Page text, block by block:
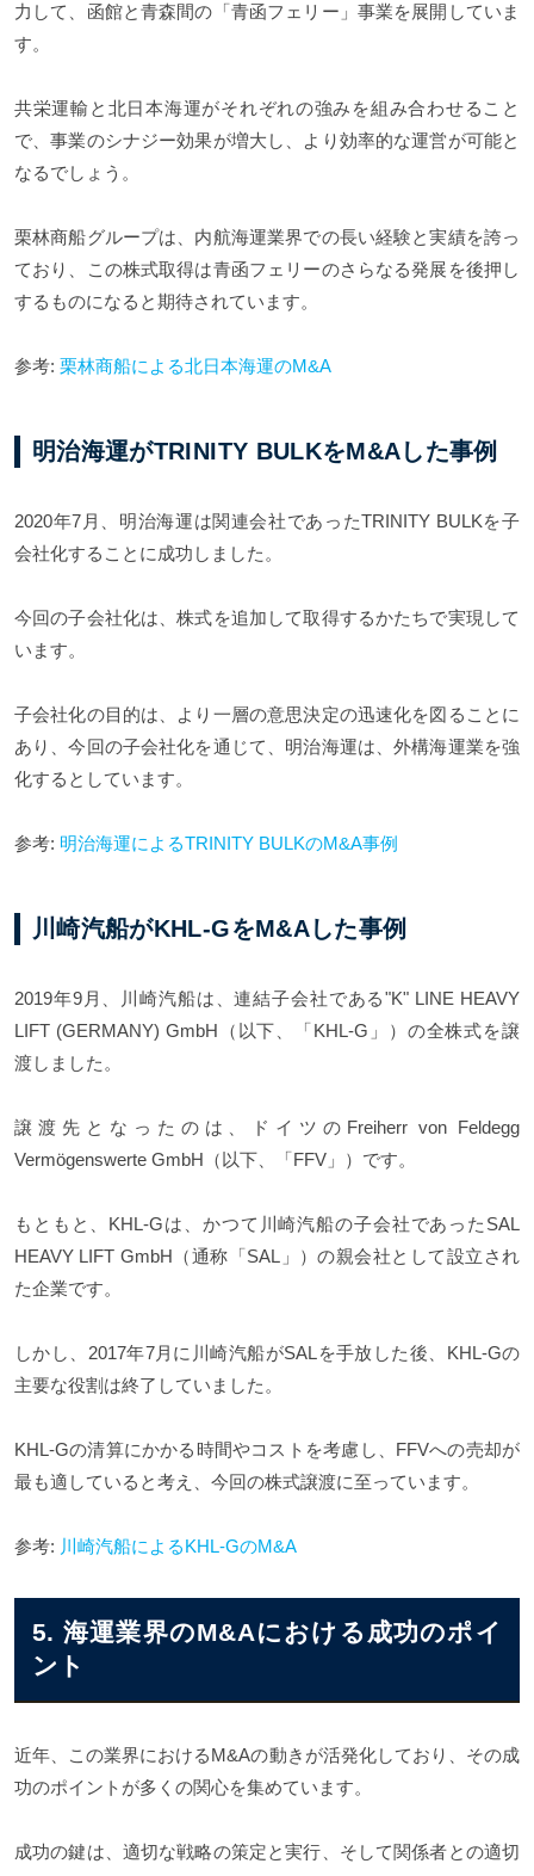
力して、函館と青森間の「青函フェリー」事業を展開していま
す。
共栄運輸と北日本海運がそれぞれの強みを組み合わせること
で、事業のシナジー効果が増大し、より効率的な運営が可能と
なるでしょう。
栗林商船グループは、内航海運業界での長い経験と実績を誇っ
ており、この株式取得は青函フェリーのさらなる発展を後押し
するものになると期待されています。
参考: 栗林商船による北日本海運のM&A
明治海運がTRINITY BULKをM&Aした事例
2020年7月、明治海運は関連会社であったTRINITY BULKを子
会社化することに成功しました。
今回の子会社化は、株式を追加して取得するかたちで実現して
います。
子会社化の目的は、より一層の意思決定の迅速化を図ることに
あり、今回の子会社化を通じて、明治海運は、外構海運業を強
化するとしています。
参考: 明治海運によるTRINITY BULKのM&A事例
川崎汽船がKHL-GをM&Aした事例
2019年9月、川崎汽船は、連結子会社である"K" LINE HEAVY
LIFT (GERMANY) GmbH（以下、「KHL-G」）の全株式を譲
渡しました。
譲渡先となったのは、ドイツのFreiherr von Feldegg
Vermögenswerte GmbH（以下、「FFV」）です。
もともと、KHL-Gは、かつて川崎汽船の子会社であったSAL
HEAVY LIFT GmbH（通称「SAL」）の親会社として設立され
た企業です。
しかし、2017年7月に川崎汽船がSALを手放した後、KHL-Gの
主要な役割は終了していました。
KHL-Gの清算にかかる時間やコストを考慮し、FFVへの売却が
最も適していると考え、今回の株式譲渡に至っています。
参考: 川崎汽船によるKHL-GのM&A
5. 海運業界のM&Aにおける成功のポイ
ント
近年、この業界におけるM&Aの動きが活発化しており、その成
功のポイントが多くの関心を集めています。
成功の鍵は、適切な戦略の策定と実行、そして関係者との適切